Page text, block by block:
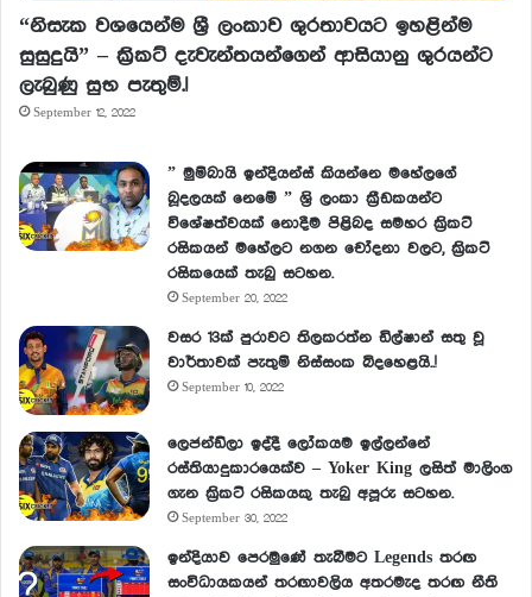
“නිසැක වශයෙන්ම ශ්‍රී ලංකාව ශුරතාවයට ඉහළින්ම
සුසුදුයි” – ක්‍රිකට් දැවැන්තයන්ගෙන් ආසියානු ශුරයන්ට
ලැබුණු සුභ පැතුම්.!
September 12, 2022
” මුම්බායි ඉන්දියන්ස් කියන්නෙ මහේලගේ
බූදලයක් නෙමේ ” ශ්‍රි ලංකා ක්‍රීඩකයන්ට
විශේෂත්වයක් නොදීම පිළිබද සමහර ක්‍රිකට්
රසිකයන් මහේලට නගන චෝදනා වලට, ක්‍රිකට්
රසිකයෙක් තැබු සටහන.
September 20, 2022
වසර 13ක් පුරාවට තිලකරත්න ඩිල්ෂාන් සතු වූ
වාර්තාවක් පැතුම් නිස්සංක බිදහෙළයි..!
September 10, 2022
ලෙජන්ඩ්ලා ඉද්දී ලෝකයම ඉල්ලන්නේ
රස්තියාදුකාරයෙක්ව – Yoker King ලසිත් මාලිංග
ගැන ක්‍රිකට් රසිකයකු තැබු අපූරු සටහන.
September 30, 2022
ඉන්දියාව පෙරමුණේ තැබීමට Legends තරඟ
සංවිධායකයන් තරඟාවලිය අතරමැද තරඟ නීති